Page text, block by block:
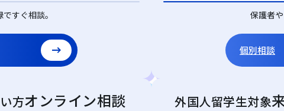
すぐ相談。 保護者
個別相談
方オンライン相談 外国人留学生対象